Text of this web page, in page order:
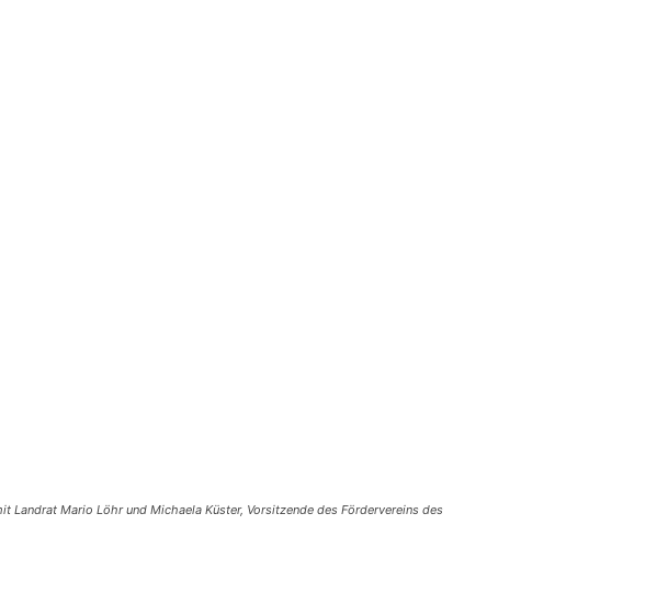
Mario Löhr und Michaela Küster, Vorsitzende des Fördervereins des